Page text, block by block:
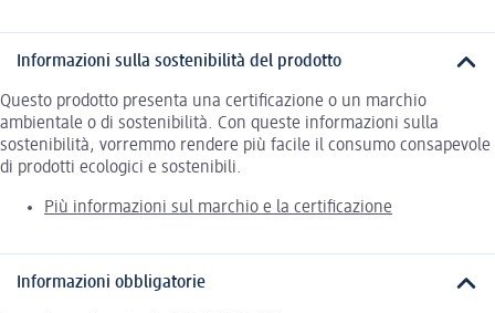
Informazioni sulla sostenibilità del prodotto
Questo prodotto presenta una certificazione o un marchio
ambientale o di sostenibilità. Con queste informazioni sulla
sostenibilità, vorremmo rendere più facile il consumo consapevole
di prodotti ecologici e sostenibili.
Più informazioni sul marchio e la certificazione
Informazioni obbligatorie